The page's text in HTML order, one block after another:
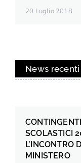
20 Luglio 2018
News recenti
SCOLASTICI
L’INCONTRO
MINISTERO